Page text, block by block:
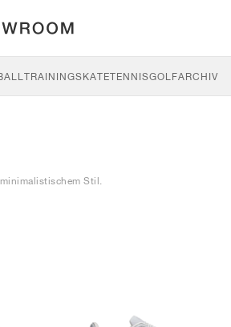
TRAININGSKATETENNISGOLFARCHIV
Stil.